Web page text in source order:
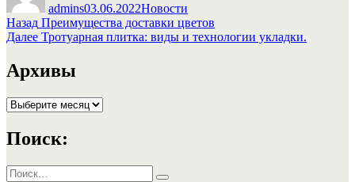
admins03.06.2022Новости
Навигация
по
записям
Назад Предыдущая
запись:
Преимущества доставки цветов
Далее Следующая
Тротуарная плитка: виды и технологии укладки.
Архивы
Архивы
Поиск:
Искать: